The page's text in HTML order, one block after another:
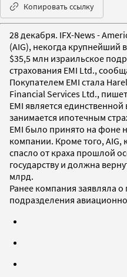
Копировать ссылку
28 декабря. IFX-News -
(AIG), некогда крупнейший
$35,5 млн израильское
страхования EMI Ltd.,
Покупателем EMI стала
Financial Services Ltd.,
EMI является
занимается ипотечным
EMI было принято на фоне
компании. Кроме того,
спасло от краха прошлой
государству и должна
млрд.
Ранее компания заявляла
подразделения